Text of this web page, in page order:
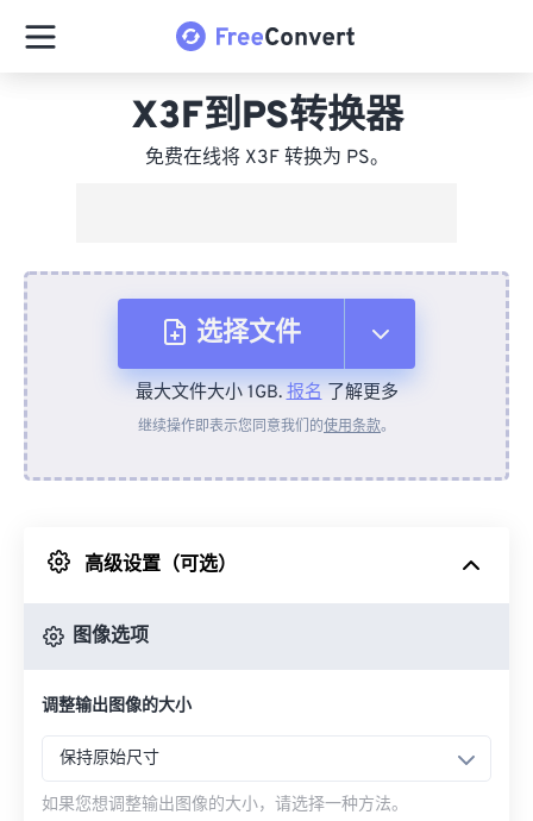
X3F到PS转换器
免费在线将 X3F 转换为 PS。
选择文件
从设备
来自 Google Drive
最大文件大小 1GB.报名了解更多
继续操作即表示您同意我们的使用条款。
高级设置（可选）
图像选项
调整输出图像的大小
保持原始尺寸
如果您想调整输出图像的大小，请选择一种方法。